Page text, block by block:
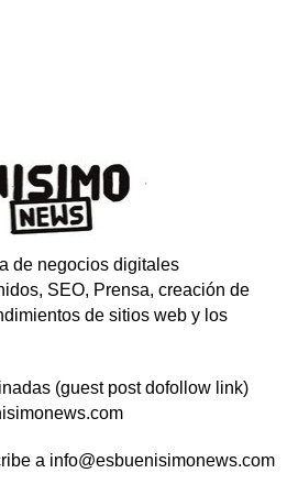
de negocios digitales
SEO, Prensa, creación de
de sitios web y los
(guest post dofollow link)
a info@esbuenisimonews.com